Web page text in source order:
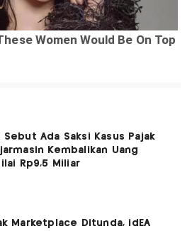
Sebut Ada Saksi Kasus Pajak
Kembalikan Uang
Rp9,5 Miliar
Marketplace Ditunda, idEA